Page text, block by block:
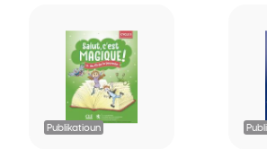
Publikatioun